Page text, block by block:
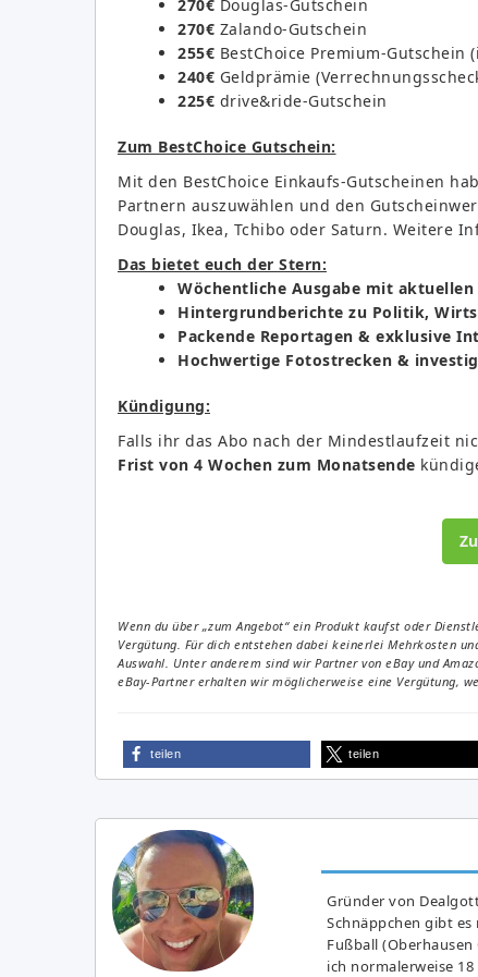
270€ Douglas-Gutschein
270€ Zalando-Gutschein
255€ BestChoice Premium-Gutschein
240€ Geldprämie
225€ drive&ride-Gutschein
Zum BestChoice Gutschein:
Mit den BestChoice Einkaufs-Gutscheinen
Partnern auszuwählen und den
Douglas, Ikea, Tchibo oder Saturn. Weitere
Das bietet euch der Stern:
Wöchentliche Ausgabe mit aktuellen
Hintergrundberichte zu Politik,
Packende Reportagen & exklusive
Hochwertige Fotostrecken &
Kündigung:
Falls ihr das Abo nach der Mindestlaufzeit
Frist von 4 Wochen zum Monatsende
Wenn du über „zum Angebot“ ein Produkt kaufst oder
Vergütung. Für dich entstehen dabei keinerlei Mehrkosten
Auswahl. Unter anderem sind wir Partner von eBay und
eBay-Partner erhalten wir möglicherweise eine Vergütung,
teilen teilen
Gründer von
Schnäppchen gibt
Fußball
ich normalerweise